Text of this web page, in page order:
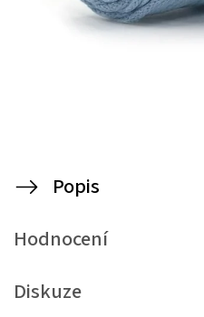
Popis
Hodnocení
Diskuze